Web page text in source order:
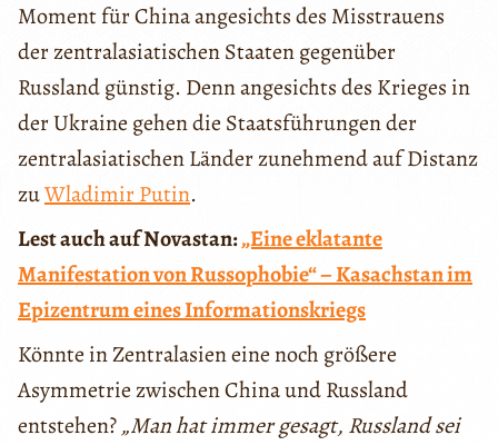
Moment für China angesichts des Misstrauens
der zentralasiatischen Staaten gegenüber
Russland günstig. Denn angesichts des Krieges in
der Ukraine gehen die Staatsführungen der
zentralasiatischen Länder zunehmend auf Distanz
zuWladimir Putin.
Lest auch auf Novastan:„Eine eklatante
Manifestation von Russophobie“ – Kasachstan im
Epizentrum eines Informationskriegs
Könnte in Zentralasien eine noch größere
Asymmetrie zwischen China und Russland
entstehen?„Man hat immer gesagt, Russland sei